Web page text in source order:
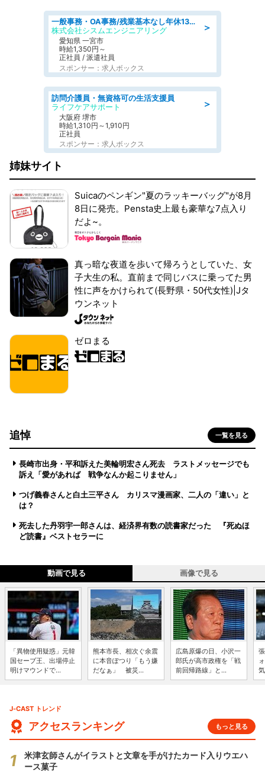
＞
一般事務・OA事務/残業基本なし年休130日社保完備の一般・調達事務
株式会社シスムエンジニアリング
愛知県 一宮市
時給1,350円～
正社員 / 派遣社員
スポンサー：求人ボックス
＞
訪問介護員・無資格可の生活支援員
ライフケアサポート
大阪府 堺市
時給1,310円～1,910円
正社員
スポンサー：求人ボックス
姉妹サイト
Suicaのペンギン"夏のラッキーバッグ"が8月
8日に発売。Pensta史上最も豪華な7点入り
だよ~。
真っ暗な夜道を歩いて帰ろうとしていた、女
子大生の私。直前まで同じバスに乗ってた男
性に声をかけられて(長野県・50代女性)|Jタ
ウンネット
ゼロまる
追悼 一覧を見る
長崎市出身・平和訴えた美輪明宏さん死去 ラストメッセージでも
訴え「愛があれば 戦争なんか起こりません」
つげ義春さんと白土三平さん カリスマ漫画家、二人の「違い」と
は？
死去した丹羽宇一郎さんは、経済界有数の読書家だった 『死ぬほ
ど読書』ベストセラーに
動画で見る 画像で見る
「異物使用疑惑」元韓
国セーブ王、出場停止
明けマウンドで...
熊本市長、相次ぐ余震
に本音ぽつり「もう嫌
だなぁ」 被災...
広島原爆の日、小沢一
郎氏が高市政権を「戦
前回帰路線」と...
J-CAST トレンド
アクセスランキング もっと見る
米津玄師さんがイラストと文章を手がけたカード入りウエハ
ース菓子